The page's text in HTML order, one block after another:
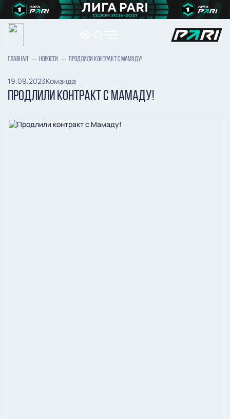
ГЛАВНАЯ НОВОСТИ ПРОДЛИЛИ КОНТРАКТ С МАМАДУ!
19.09.2023Команда
ПРОДЛИЛИ КОНТРАКТ С МАМАДУ!